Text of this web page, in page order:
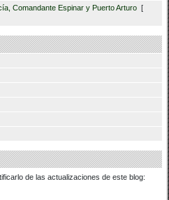
Comandante Espinar y Puerto Arturo [
de las actualizaciones de este blog: